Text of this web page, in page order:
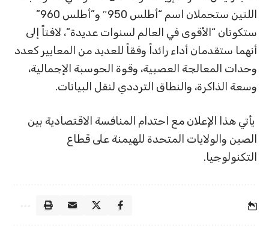
اللتين ستحملان اسم “أطلس 950″ و”أطلس 960”
ستكونان “الأقوى في العالم لسنوات عديدة”، لافتاًً إلى
أنهما ستقدمان أداء رائداً وفقاً للعديد من المعايير كعدد
وحدات المعالجة العصبية، وقوة الحوسبة الإجمالية،
وسعة الذاكرة، والنطاق الترددي لنقل البيانات.
يأتي هذا الإعلان مع احتدام المنافسة الاقتصادية بين
الصين والولايات المتحدة للهيمنة على قطاع
التكنولوجيا.